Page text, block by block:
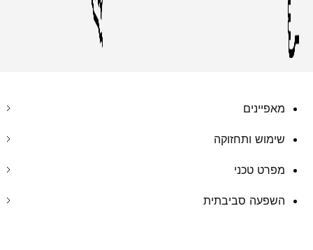
מאפיינים
שימוש ותחזוקה
מפרט טכני
השפעה סביבתית